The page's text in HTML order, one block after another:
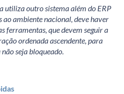
utiliza outro sistema além do ERP
ambiente nacional, deve haver
ferramentas, que devem seguir a
ordenada ascendente, para
não seja bloqueado.